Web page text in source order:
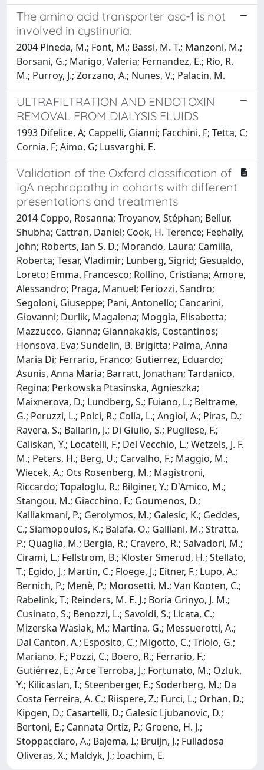
The amino acid transporter asc-1 is not
involved in cystinuria.
2004 Pineda, M.; Font, M.; Bassi, M. T.; Manzoni, M.;
Borsani, G.; Marigo, Valeria; Fernandez, E.; Rio, R.
M.; Purroy, J.; Zorzano, A.; Nunes, V.; Palacin, M.
ULTRAFILTRATION AND ENDOTOXIN
REMOVAL FROM DIALYSIS FLUIDS
1993 Difelice, A; Cappelli, Gianni; Facchini, F; Tetta, C;
Cornia, F; Aimo, G; Lusvarghi, E.
Validation of the Oxford classification of
IgA nephropathy in cohorts with different
presentations and treatments
2014 Coppo, Rosanna; Troyanov, Stéphan; Bellur,
Shubha; Cattran, Daniel; Cook, H. Terence; Feehally,
John; Roberts, Ian S. D.; Morando, Laura; Camilla,
Roberta; Tesar, Vladimir; Lunberg, Sigrid; Gesualdo,
Loreto; Emma, Francesco; Rollino, Cristiana; Amore,
Alessandro; Praga, Manuel; Feriozzi, Sandro;
Segoloni, Giuseppe; Pani, Antonello; Cancarini,
Giovanni; Durlik, Magalena; Moggia, Elisabetta;
Mazzucco, Gianna; Giannakakis, Costantinos;
Honsova, Eva; Sundelin, B. Brigitta; Palma, Anna
Maria Di; Ferrario, Franco; Gutierrez, Eduardo;
Asunis, Anna Maria; Barratt, Jonathan; Tardanico,
Regina; Perkowska Ptasinska, Agnieszka;
Maixnerova, D.; Lundberg, S.; Fuiano, L.; Beltrame,
G.; Peruzzi, L.; Polci, R.; Colla, L.; Angioi, A.; Piras, D.;
Ravera, S.; Ballarin, J.; Di Giulio, S.; Pugliese, F.;
Caliskan, Y.; Locatelli, F.; Del Vecchio, L.; Wetzels, J. F.
M.; Peters, H.; Berg, U.; Carvalho, F.; Maggio, M.;
Wiecek, A.; Ots Rosenberg, M.; Magistroni,
Riccardo; Topaloglu, R.; Bilginer, Y.; D'Amico, M.;
Stangou, M.; Giacchino, F.; Goumenos, D.;
Kalliakmani, P.; Gerolymos, M.; Galesic, K.; Geddes,
C.; Siamopoulos, K.; Balafa, O.; Galliani, M.; Stratta,
P.; Quaglia, M.; Bergia, R.; Cravero, R.; Salvadori, M.;
Cirami, L.; Fellstrom, B.; Kloster Smerud, H.; Stellato,
T.; Egido, J.; Martin, C.; Floege, J.; Eitner, F.; Lupo, A.;
Bernich, P.; Menè, P.; Morosetti, M.; Van Kooten, C.;
Rabelink, T.; Reinders, M. E. J.; Boria Grinyo, J. M.;
Cusinato, S.; Benozzi, L.; Savoldi, S.; Licata, C.;
Mizerska Wasiak, M.; Martina, G.; Messuerotti, A.;
Dal Canton, A.; Esposito, C.; Migotto, C.; Triolo, G.;
Mariano, F.; Pozzi, C.; Boero, R.; Ferrario, F.;
Gutiérrez, E.; Arce Terroba, J.; Fortunato, M.; Ozluk,
Y.; Kilicaslan, I.; Steenberger, E.; Soderberg, M.; Da
Costa Ferreira, A. C.; Riispere, Z.; Furci, L.; Orhan, D.;
Kipgen, D.; Casartelli, D.; Galesic Ljubanovic, D.;
Bertoni, E.; Cannata Ortiz, P.; Groene, H. J.;
Stoppacciaro, A.; Bajema, I.; Bruijn, J.; Fulladosa
Oliveras, X.; Maldyk, J.; Ioachim, E.